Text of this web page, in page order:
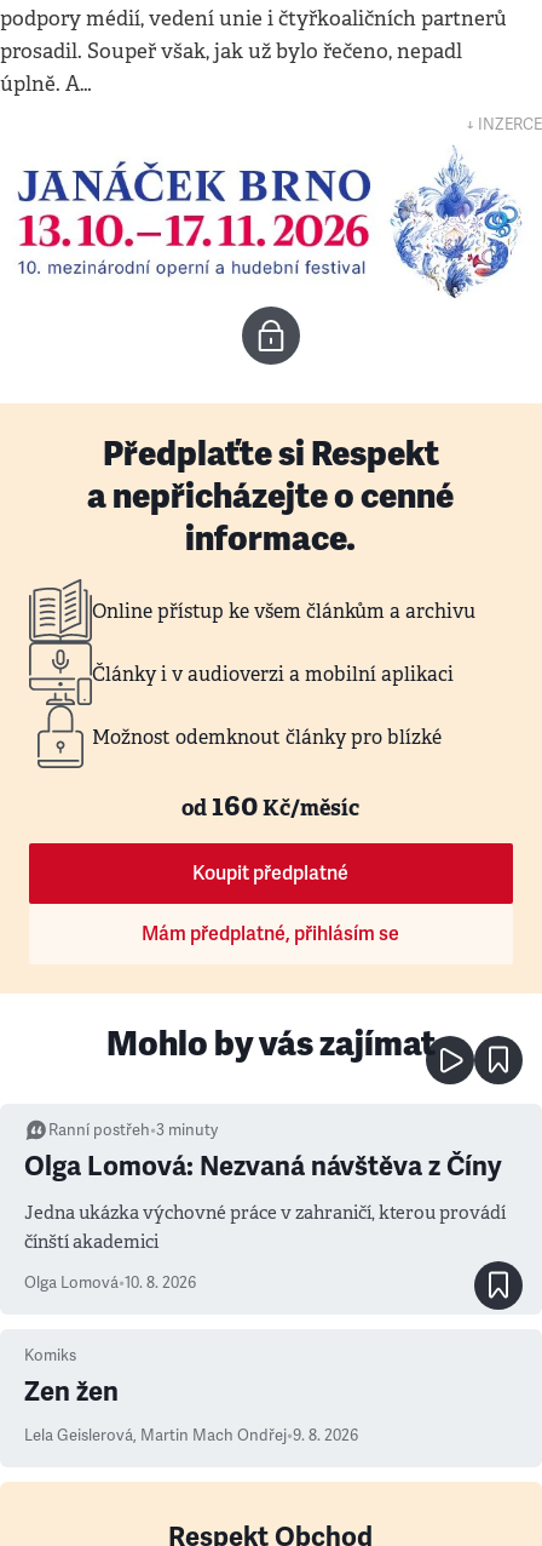
podpory médií, vedení unie i čtyřkoaličních partnerů
prosadil. Soupeř však, jak už bylo řečeno, nepadl
úplně. A…
↓ INZERCE
Předplaťte si Respekt
a nepřicházejte o cenné
informace.
Online přístup ke všem článkům a archivu
Články i v audioverzi a mobilní aplikaci
Možnost odemknout články pro blízké
od160Kč/měsíc
Koupit předplatné
Mám předplatné, přihlásím se
Mohlo by vás zajímat
Ranní postřeh•3 minuty
Olga Lomová: Nezvaná návštěva z Číny
Jedna ukázka výchovné práce v zahraničí, kterou provádí
čínští akademici
Olga Lomová•10. 8. 2026
Komiks
Zen žen
Lela Geislerová, Martin Mach Ondřej•9. 8. 2026
Respekt Obchod